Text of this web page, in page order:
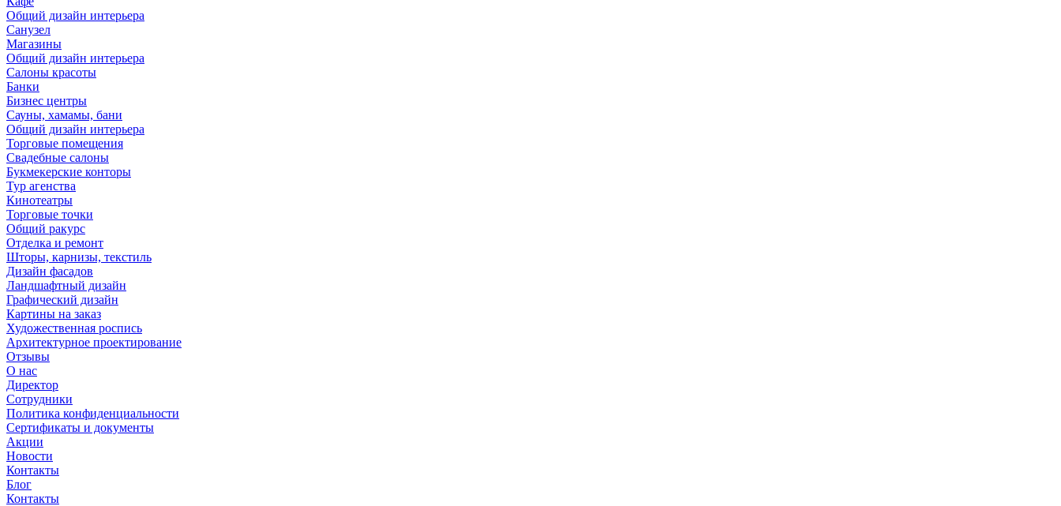
Общий дизайн интерьера
Санузел
Магазины
Общий дизайн интерьера
Салоны красоты
Банки
Бизнес центры
Сауны, хамамы, бани
Общий дизайн интерьера
Торговые помещения
Свадебные салоны
Букмекерские конторы
Тур агенства
Кинотеатры
Торговые точки
Общий ракурс
Отделка и ремонт
Шторы, карнизы, текстиль
Дизайн фасадов
Ландшафтный дизайн
Графический дизайн
Картины на заказ
Художественная роспись
Архитектурное проектирование
Отзывы
О нас
Директор
Сотрудники
Политика конфиденциальности
Сертификаты и документы
Акции
Новости
Контакты
Блог
Контакты